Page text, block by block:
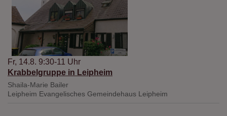
Fr, 14.8. 9:30-11 Uhr
Krabbelgruppe in Leipheim
Shaila-Marie Bailer
Leipheim Evangelisches Gemeindehaus Leipheim